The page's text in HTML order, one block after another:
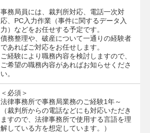
事務局員には、裁判所対応、電話一次対
応、PC入力作業（事件に関するデータ入
力）などをお任せする予定です。
債務整理や、破産について一通りの経験者
であればご対応をお任せします。
ご経験により職務内容を検討しますので、
ご希望の職務内容があればお知らせくださ
い。
＜必須＞
法律事務所で事務局業務のご経験1年～
（裁判所からの電話などにも対応いただき
ますので、法律事務所で使用する言語を理
解している方を想定しています。）